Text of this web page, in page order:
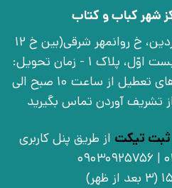
شهر کباب و کتاب
تهران، خ انقلاب، خ 12 فروردین، خ روانمهر شرقی(بین خ 12
فروردین و خ فخر رازی)، بن‌بست اوّل، پلاک 1 - زمان تحویل:
شنبه تا چهارشنبه به جز روزهای تعطیل از ساعت 10 صبح الی
ثبت تیکت از طریق پنل کاربری